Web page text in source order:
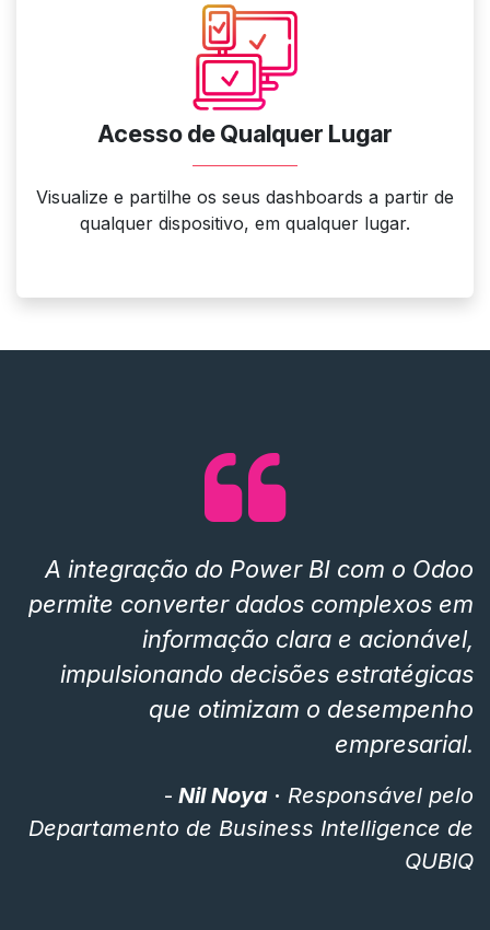
Acesso de Qualquer Lugar
Visualize e partilhe os seus dashboards a partir de
qualquer dispositivo, em qualquer lugar.
A integração do Power BI com o Odoo
permite converter dados complexos em
informação clara e acionável,
impulsionando decisões estratégicas
que otimizam o desempenho
empresarial.
- Nil Noya · Responsável pelo
Departamento de Business Intelligence de
QUBIQ